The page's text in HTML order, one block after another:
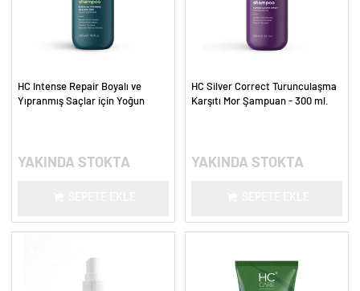
HC Intense Repair Boyalı ve
Yıpranmış Saçlar için Yoğun
YAKINDA STOKTA
HC Silver Correct Turunculaşma
Karşıtı Mor Şampuan - 300 ml.
YAKINDA STOKTA